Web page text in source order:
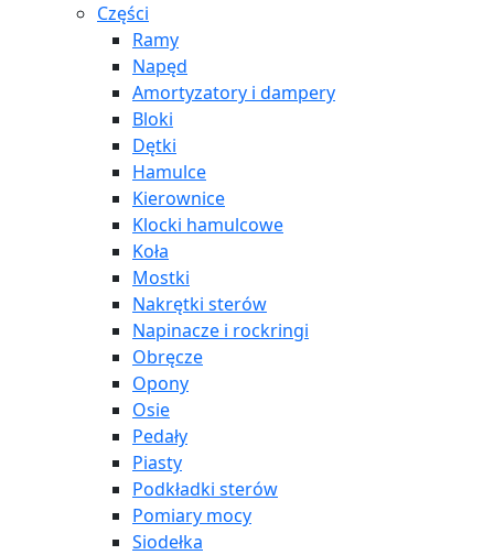
Części
Ramy
Napęd
Amortyzatory i dampery
Bloki
Dętki
Hamulce
Kierownice
Klocki hamulcowe
Koła
Mostki
Nakrętki sterów
Napinacze i rockringi
Obręcze
Opony
Osie
Pedały
Piasty
Podkładki sterów
Pomiary mocy
Siodełka